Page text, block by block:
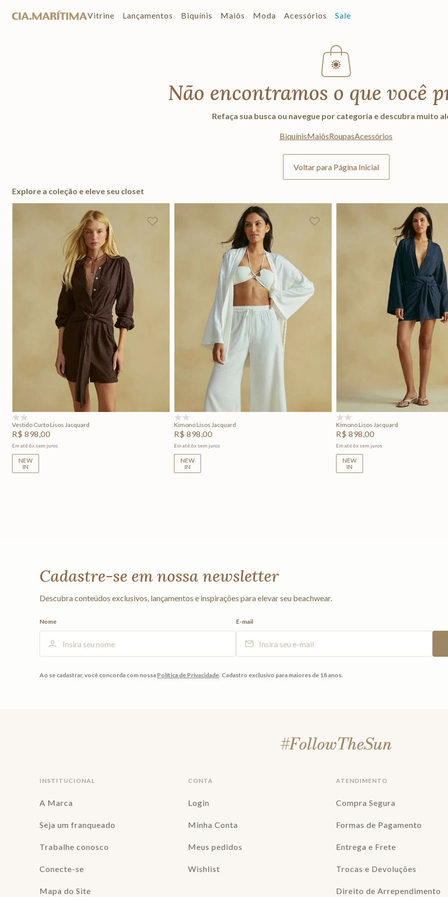
Vitrine Lançamentos Biquínis Maiôs Moda Acessórios Sale
Não encontramos o que você
Refaça sua busca ou navegue por categoria e descubra muito
BiquínisMaiôsRoupasAcessórios
Voltar para Página Inicial
Explore a coleção e eleve seu closet
P M G
Adicionar na sacola
Vestido Curto Lisos Jacquard
R$ 898,00
Em até6x sem juros
NEW
IN
Kimono Lisos Jacquard
R$ 898,00
Em até6x sem juros
NEW
IN
Adicionar na sacola
Kimono Lisos Jacquard
R$ 898,00
Em até6x sem juros
NEW
IN
Cadastre-se em nossa newsletter
Descubra conteúdos exclusivos, lançamentos e inspirações para elevar seu beachwear.
Nome E-mail
Ao se cadastrar, você concorda com nossa Política de Privacidade. Cadastro exclusivo para maiores de 18 anos.
INSTITUCIONAL
A Marca
Seja um franqueado
Trabalhe conosco
Conecte-se
Mapa do Site
CONTA
Login
Minha Conta
Meus pedidos
Wishlist
ATENDIMENTO
Compra Segura
Formas de Pagamento
Entrega e Frete
Trocas e Devoluções
Direito de Arrependimento